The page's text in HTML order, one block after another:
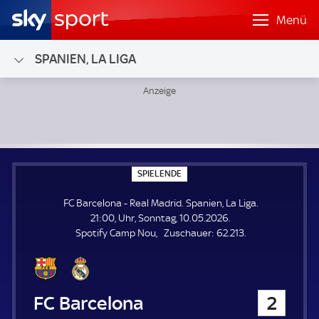
Menü
SPANIEN, LA LIGA
SPIELENDE
P
E
L
E
N
FC Barcelona - Real Madrid. Spanien, La Liga.
21:00, Uhr, Sonntag, 10.05.2026.
Spotify Camp Nou
Zuschauer: Z
62.213.
FC Barcelona 2